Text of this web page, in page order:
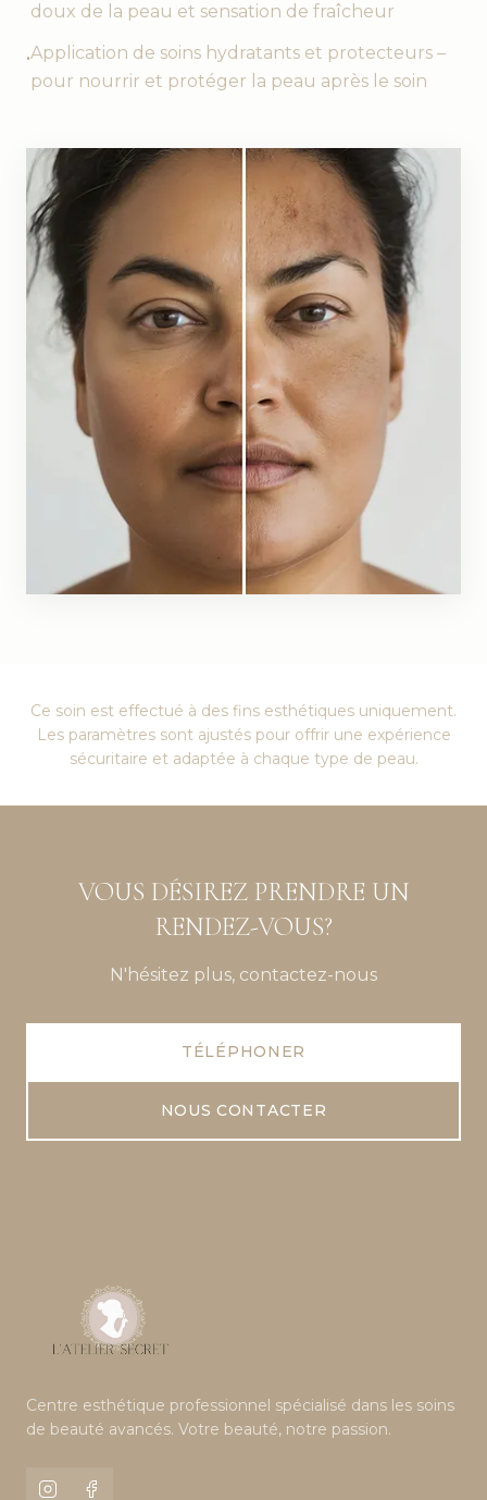
doux de la peau et sensation de fraîcheur
•Application de soins hydratants et protecteurs –
pour nourrir et protéger la peau après le soin
Ce soin est effectué à des fins esthétiques uniquement.
Les paramètres sont ajustés pour offrir une expérience
sécuritaire et adaptée à chaque type de peau.
VOUS DÉSIREZ PRENDRE UN
RENDEZ-VOUS?
N'hésitez plus, contactez-nous
TÉLÉPHONER
NOUS CONTACTER
Centre esthétique professionnel spécialisé dans les soins
de beauté avancés. Votre beauté, notre passion.